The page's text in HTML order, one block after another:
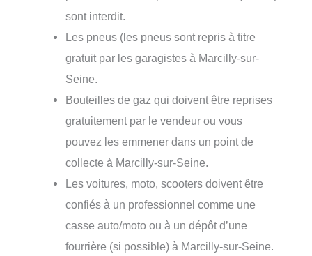
sont interdit.
Les pneus (les pneus sont repris à titre
gratuit par les garagistes à Marcilly-sur-
Seine.
Bouteilles de gaz qui doivent être reprises
gratuitement par le vendeur ou vous
pouvez les emmener dans un point de
collecte à Marcilly-sur-Seine.
Les voitures, moto, scooters doivent être
confiés à un professionnel comme une
casse auto/moto ou à un dépôt d’une
fourrière (si possible) à Marcilly-sur-Seine.